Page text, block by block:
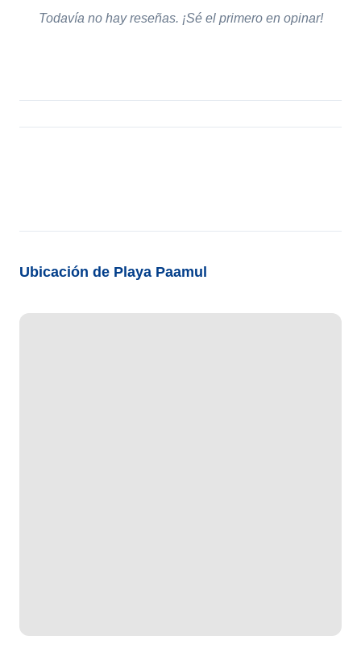
Todavía no hay reseñas. ¡Sé el primero en opinar!
Ubicación de Playa Paamul